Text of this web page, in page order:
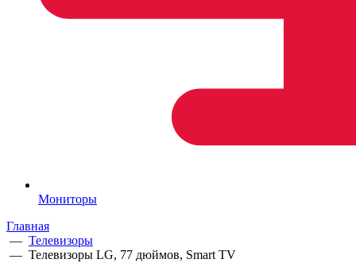
Мониторы
Главная
— Телевизоры
— Телевизоры LG, 77 дюймов, Smart TV